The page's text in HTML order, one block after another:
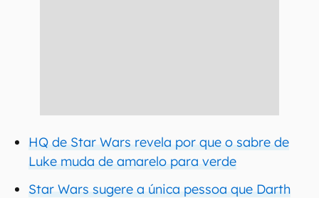
HQ de Star Wars revela por que o sabre de
Luke muda de amarelo para verde
Star Wars sugere a única pessoa que Darth